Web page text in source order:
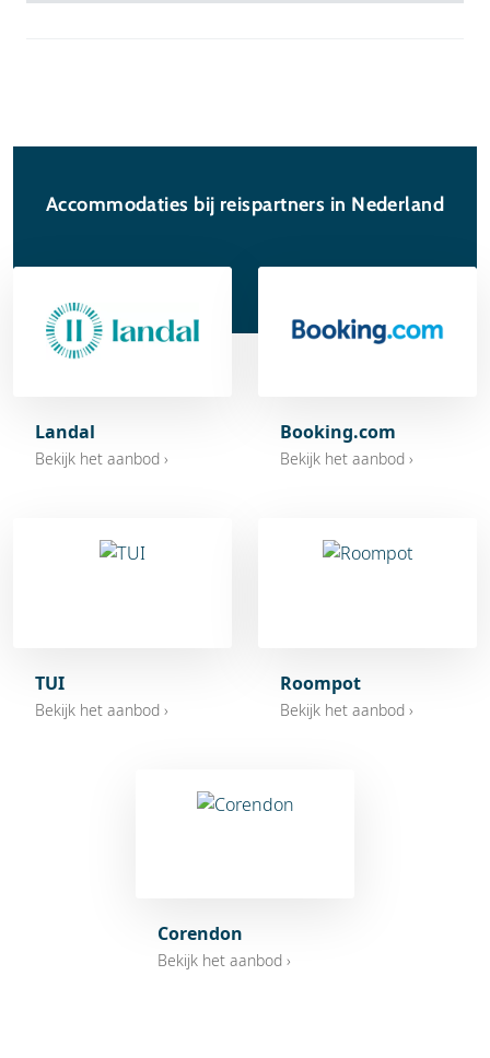
Accommodaties bij reispartners in Nederland
Landal
Bekijk het aanbod ›
Booking.com
Bekijk het aanbod ›
TUI
Bekijk het aanbod ›
Roompot
Bekijk het aanbod ›
Corendon
Bekijk het aanbod ›